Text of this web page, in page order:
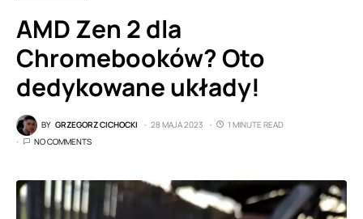
AMD Zen 2 dla
Chromebooków? Oto
dedykowane układy!
BY GRZEGORZ CICHOCKI 28 MAJA 2023
1 MINUTE READ
NO COMMENTS